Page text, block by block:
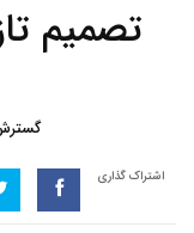
تصمیم
اشتراک گذاری